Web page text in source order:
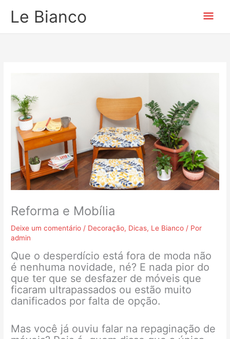
Le Bianco
Reforma e Mobília
Deixe um comentário / Decoração, Dicas, Le Bianco / Por
admin
Que o desperdício está fora de moda não
é nenhuma novidade, né? E nada pior do
que ter que se desfazer de móveis que
ficaram ultrapassados ou estão muito
danificados por falta de opção.
Mas você já ouviu falar na repaginação de